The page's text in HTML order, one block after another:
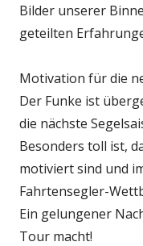
Bilder unserer
geteilten
Motivation für die
Der Funke ist
die nächste
Besonders toll ist,
motiviert sind und
Fahrtensegler-
Ein gelungener
Tour macht!